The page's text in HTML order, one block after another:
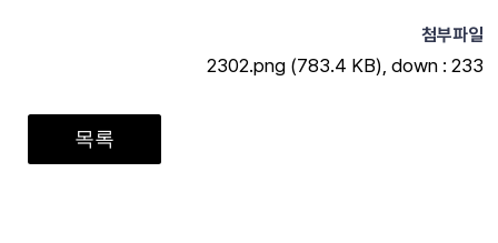
2302.png (783.4 KB), down : 233
목록